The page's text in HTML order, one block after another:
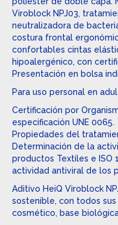
Viroblock NPJ03,
neutralizadora de
costura frontal
confortables cintas
hipoalergénico, con
Presentación en bolsa
Para uso personal en
Certificación por
especificación UNE 0065.
Propiedades del
Determinación de la
productos Textiles e ISO
actividad antiviral de los
Aditivo HeiQ Viroblock
sostenible, con todos
cosmético, base